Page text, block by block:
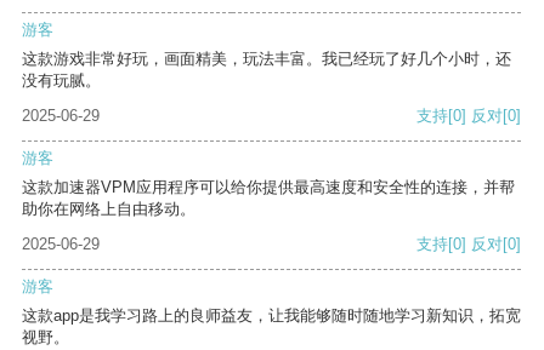
游客
这款游戏非常好玩，画面精美，玩法丰富。我已经玩了好几个小时，还
没有玩腻。
2025-06-29
支持[0] 反对[0]
游客
这款加速器VPM应用程序可以给你提供最高速度和安全性的连接，并帮
助你在网络上自由移动。
2025-06-29
支持[0] 反对[0]
游客
这款app是我学习路上的良师益友，让我能够随时随地学习新知识，拓宽
视野。